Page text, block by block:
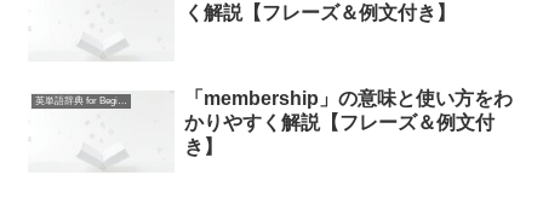
く解説【フレーズ＆例文付き】
英単語辞典 for Beginners
「membership」の意味と使い方をわ
かりやすく解説【フレーズ＆例文付
き】